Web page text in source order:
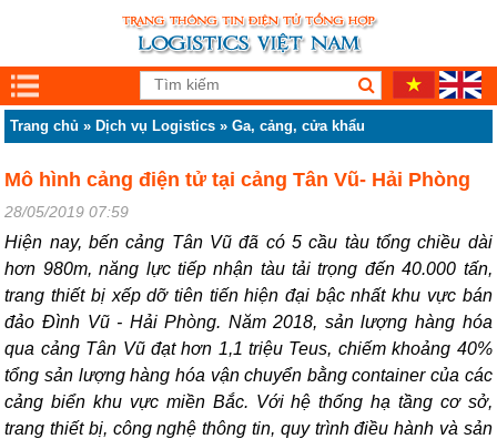
Trang chủ » Dịch vụ Logistics »Ga, cảng, cửa khẩu
Mô hình cảng điện tử tại cảng Tân Vũ- Hải Phòng
28/05/2019 07:59
Hiện nay, bến cảng Tân Vũ đã có 5 cầu tàu tổng chiều dài
hơn 980m, năng lực tiếp nhận tàu tải trọng đến 40.000 tấn,
trang thiết bị xếp dỡ tiên tiến hiện đại bậc nhất khu vực bán
đảo Đình Vũ - Hải Phòng. Năm 2018, sản lượng hàng hóa
qua cảng Tân Vũ đạt hơn 1,1 triệu Teus, chiếm khoảng 40%
tổng sản lượng hàng hóa vận chuyển bằng container của các
cảng biển khu vực miền Bắc. Với hệ thống hạ tầng cơ sở,
trang thiết bị, công nghệ thông tin, quy trình điều hành và sản